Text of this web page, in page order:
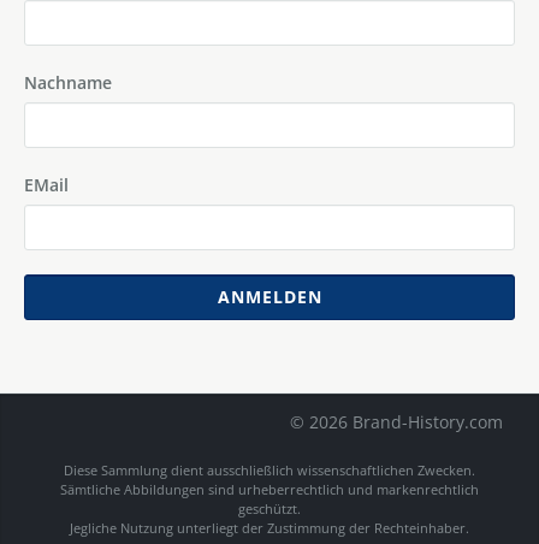
Nachname
EMail
ANMELDEN
© 2026 Brand-History.com
Diese Sammlung dient ausschließlich wissenschaftlichen Zwecken.
Sämtliche Abbildungen sind urheberrechtlich und markenrechtlich
geschützt.
Jegliche Nutzung unterliegt der Zustimmung der Rechteinhaber.